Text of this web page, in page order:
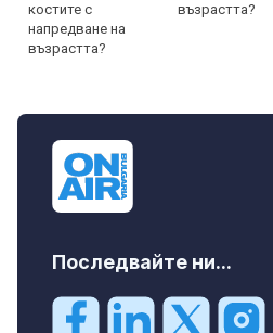
възрастта?
Последвайте ни...